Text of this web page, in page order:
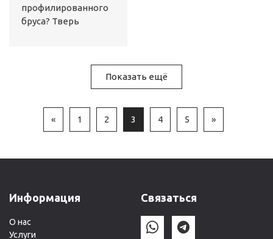
профилированного
бруса? Тверь
Показать ещё
« 1 2 3 4 5 »
Информация
О нас
Услуги
Связаться